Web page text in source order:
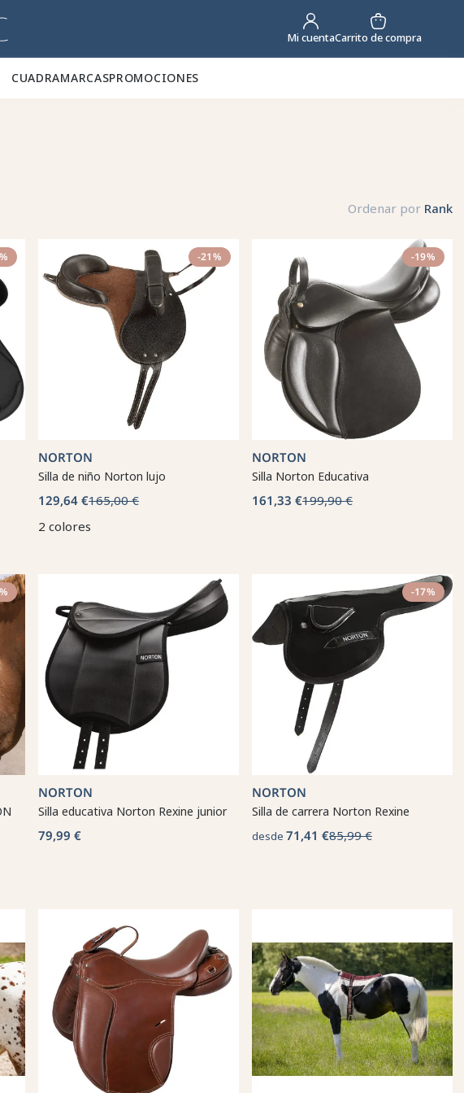
Mi cuentaCarrito de compra
CUADRAMARCASPROMOCIONES
Ordenar por Rank
-21%
NORTON
Silla de niño Norton lujo
129,64 €165,00 €
2 colores
-19%
NORTON
Silla Norton Educativa
161,33 €199,90 €
NORTON
Silla educativa Norton Rexine junior
79,99 €
-17%
NORTON
Silla de carrera Norton Rexine
desde 71,41 €85,99 €